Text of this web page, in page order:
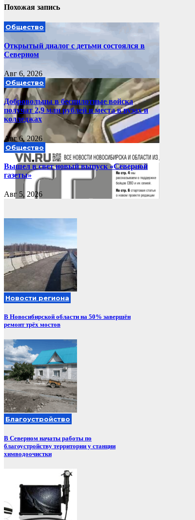
Похожая запись
Общество
Открытый диалог с детьми состоялся в
Северном
Авг 6, 2026
Общество
Добровольцы в беспилотные войска
получат 2,9 млн рублей и места в вузах и
колледжах
Авг 6, 2026
Общество
Вышел в свет новый выпуск «Северной
газеты»
Авг 5, 2026
Новости региона
В Новосибирской области на 50% завершён
ремонт трёх мостов
Благоустройство
В Северном начаты работы по
благоустройству территории у станции
химводоочистки